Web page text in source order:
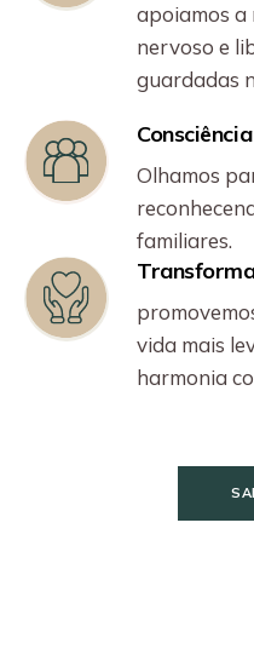
apoiamos a
nervoso e
guardadas
Olhamos
familiares.
vida mais
harmonia